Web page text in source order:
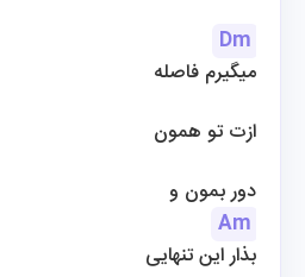
Dm
میگیرم فاصله
ازت تو همون
دور بمون و
Am
بذار این تنهایی